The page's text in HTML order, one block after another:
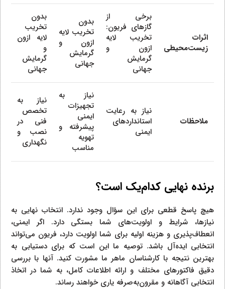
اثرات
زیست‌محیطی
برخی از
گازهای فریون:
تخریب لایه
ازون و
گرمایش
جهانی
بدون
تخریب لایه
ازون و
گرمایش
جهانی
بدون
تخریب
لایه ازون
و
گرمایش
جهانی
ملاحظات
نیاز به رعایت
استانداردهای
ایمنی
نیاز به
تجهیزات
ایمنی
پیشرفته و
تهویه
مناسب
نیاز به
تخصص
فنی در
نصب و
نگهداری
برنده نهایی کدام‌یک است؟
هیچ پاسخ قطعی برای این سؤال وجود ندارد. انتخاب نهایی به
نیازها، شرایط و اولویت‌های شما بستگی دارد. اگر ایمنی،
انعطاف‌پذیری و هزینه اولیه برای شما اولویت دارد، فریون می‌تواند
انتخابی ایده‌آل باشد. توصیه ما این است که برای دستیابی به
بهترین نتیجه با کارشناسان ماهر ما مشورت کنید. آنها با بررسی
دقیق فاکتورهای مختلف و ارائه اطلاعات کامل، به شما در اتخاذ
انتخابی آگاهانه و مقرون‌به‌صرفه یاری خواهند رساند.